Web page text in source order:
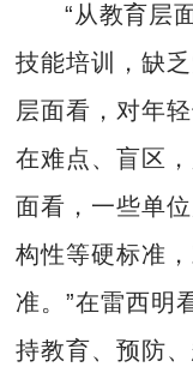
“从教育层
技能培训，缺
层面看，对年
在难点、盲区
面看，一些单
构性等硬标准
准。”在雷西明
持教育、预防